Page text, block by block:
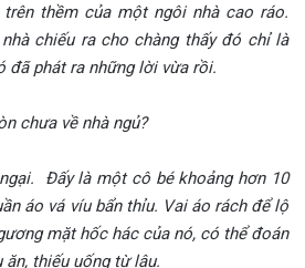
thềm của một ngôi nhà cao ráo.
chiếu ra cho chàng thấy đó chỉ là
đã phát ra những lời vừa rồi.
chưa về nhà ngủ?
Đấy là một cô bé khoảng hơn 10
áo vá víu bẩn thỉu. Vai áo rách để lộ
mặt hốc hác của nó, có thể đoán
thiếu uống từ lâu.